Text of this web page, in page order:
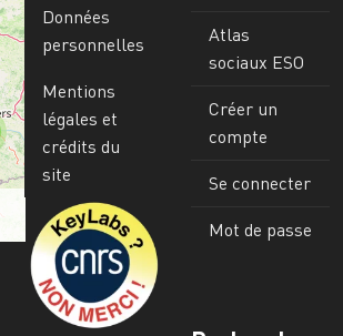
Données
personnelles
Mentions
légales et
crédits du
site
Image
Atlas
sociaux ESO
Créer un
compte
Se connecter
Mot de passe